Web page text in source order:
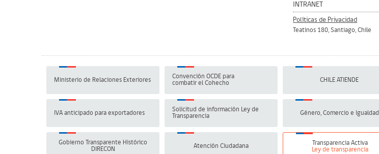
INTRANET
Políticas de Privacidad
Teatinos 180, Santiago, Chile
Ministerio de Relaciones Exteriores
Convención OCDE para
combatir el Cohecho
CHILE ATIENDE
IVA anticipado para exportadores
Solicitud de información Ley de
Transparencia
Género, Comercio e Igualdad
Gobierno Transparente Histórico
DIRECON
Atención Ciudadana
Transparencia Activa
Ley de transparencia